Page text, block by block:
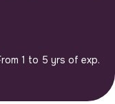
1 to 5 yrs of exp.